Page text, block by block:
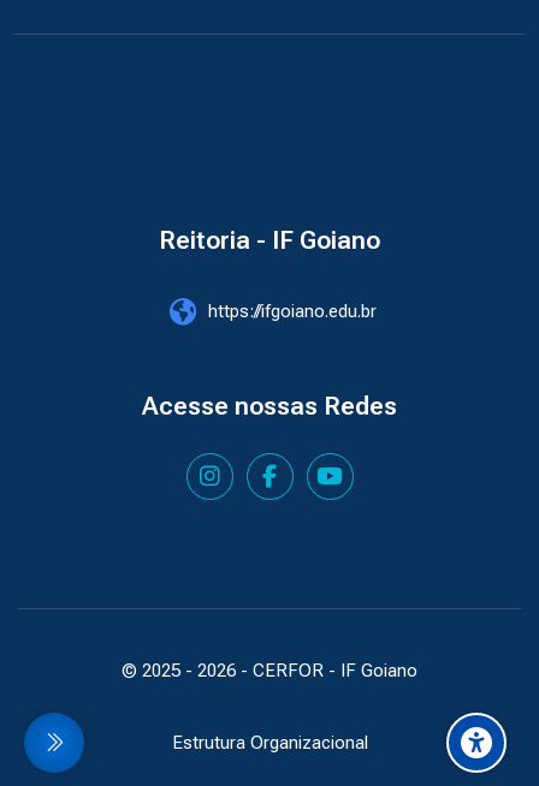
Reitoria - IF Goiano
https://ifgoiano.edu.br
Acesse nossas Redes
© 2025 - 2026 - CERFOR - IF Goiano
Estrutura Organizacional